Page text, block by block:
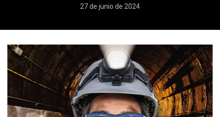
27 de junio de 2024